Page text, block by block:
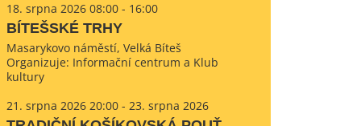
18. srpna 2026 08:00 - 16:00
BÍTEŠSKÉ TRHY
Masarykovo náměstí, Velká Bíteš
Organizuje: Informační centrum a Klub
kultury
21. srpna 2026 20:00 - 23. srpna 2026